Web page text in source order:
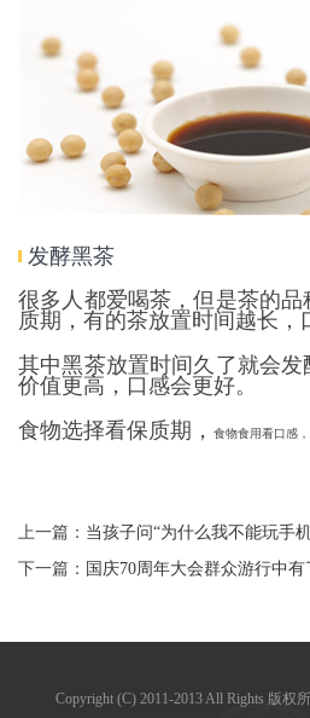
发酵黑茶
很多人都爱喝茶，但是茶的
质期，有的茶放置时间越长，
其中黑茶放置时间久了就会发
价值更高，口感会更好。
食物选择看保质期，
食物食用看口感
上一篇： 当孩子问“为什么我不能玩手
下一篇： 国庆70周年大会群众游行中
Copyright (C) 2011-2013 All Rights 版